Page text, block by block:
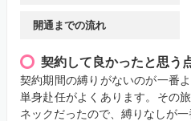
開通までの流れ
契約して良かったと思う
契約期間の縛りがないのが一番
単身赴任がよくあります。その
ネックだったので、縛りなしが一